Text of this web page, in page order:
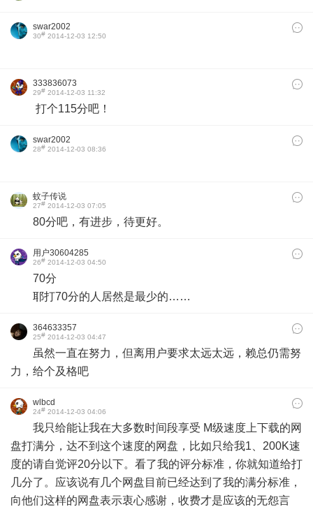
swar2002
30# 2014-12-03 12:50
333836073
29# 2014-12-03 11:32
打个115分吧！
swar2002
28# 2014-12-03 08:36
蚊子传说
27# 2014-12-03 07:05
80分吧，有进步，待更好。
用户30604285
26# 2014-12-03 04:50
70分
耶打70分的人居然是最少的……
364633357
25# 2014-12-03 04:47
虽然一直在努力，但离用户要求太远太远，赖总仍需努
力，给个及格吧
wlbcd
24# 2014-12-03 04:06
我只给能让我在大多数时间段享受 M级速度上下载的网
盘打满分，达不到这个速度的网盘，比如只给我1、200K速
度的请自觉评20分以下。看了我的评分标准，你就知道给打
几分了。应该说有几个网盘目前已经达到了我的满分标准，
向他们这样的网盘表示衷心感谢，收费才是应该的无怨言